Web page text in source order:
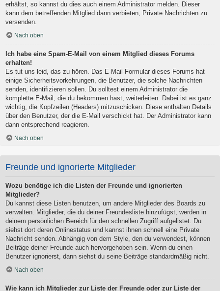
erhältst, so kannst du dies auch einem Administrator melden. Dieser
kann dem betreffenden Mitglied dann verbieten, Private Nachrichten zu
versenden.
Nach oben
Ich habe eine Spam-E-Mail von einem Mitglied dieses Forums
erhalten!
Es tut uns leid, das zu hören. Das E-Mail-Formular dieses Forums hat
einige Sicherheitsvorkehrungen, die Benutzer, die solche Nachrichten
senden, identifizieren sollen. Du solltest einem Administrator die
komplette E-Mail, die du bekommen hast, weiterleiten. Dabei ist es ganz
wichtig, die Kopfzeilen (Headers) mitzuschicken. Diese enthalten Details
über den Benutzer, der die E-Mail verschickt hat. Der Administrator kann
dann entsprechend reagieren.
Nach oben
Freunde und ignorierte Mitglieder
Wozu benötige ich die Listen der Freunde und ignorierten
Mitglieder?
Du kannst diese Listen benutzen, um andere Mitglieder des Boards zu
verwalten. Mitglieder, die du deiner Freundesliste hinzufügst, werden in
deinem persönlichen Bereich für den schnellen Zugriff aufgelistet. Du
siehst dort deren Onlinestatus und kannst ihnen schnell eine Private
Nachricht senden. Abhängig von dem Style, den du verwendest, können
Beiträge deiner Freunde auch hervorgehoben sein. Wenn du einen
Benutzer ignorierst, dann siehst du seine Beiträge standardmäßig nicht.
Nach oben
Wie kann ich Mitglieder zur Liste der Freunde oder zur Liste der